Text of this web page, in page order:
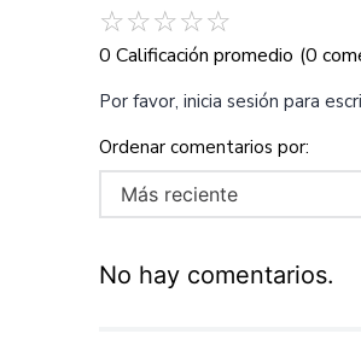
☆☆☆☆☆
0 Calificación promedio (0
Por favor, inicia sesión para
Más reciente
No hay comentarios.